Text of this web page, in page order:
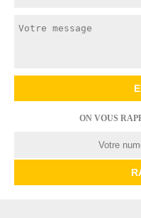
ON VOUS